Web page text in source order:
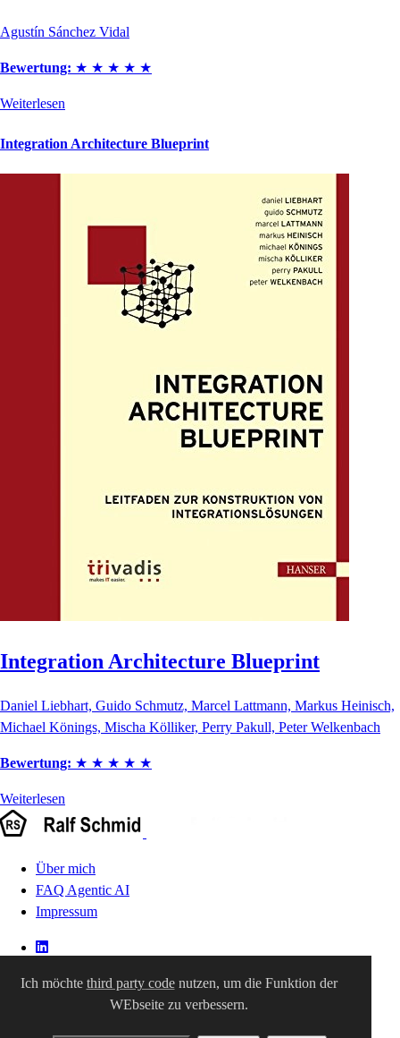
Agustín Sánchez Vidal
Bewertung: ★ ★ ★ ★ ★
Weiterlesen
Integration Architecture Blueprint
Integration Architecture Blueprint
Daniel Liebhart, Guido Schmutz, Marcel Lattmann, Markus Heinisch,
Michael Könings, Mischa Kölliker, Perry Pakull, Peter Welkenbach
Bewertung: ★ ★ ★ ★ ★
Weiterlesen
Über mich
FAQ Agentic AI
Impressum
Ich möchte third party codenutzen, um die Funktion der
WEbseite zu verbessern.